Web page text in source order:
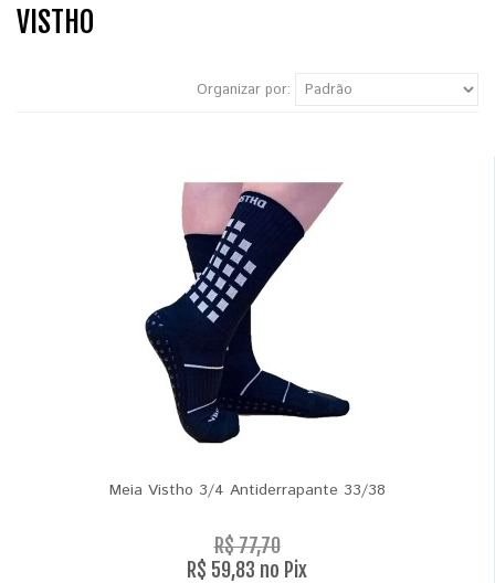
VISTHO
Organizar por:
Meia Vistho 3/4 Antiderrapante 33/38
R$ 77,70
R$ 59,83 no Pix